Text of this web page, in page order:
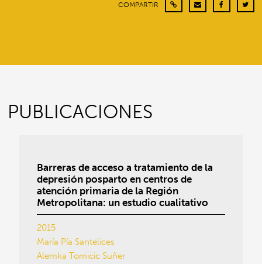
COMPARTIR
PUBLICACIONES
Barreras de acceso a tratamiento de la
depresión posparto en centros de
atención primaria de la Región
Metropolitana: un estudio cualitativo
2015
María Pía Santelices
Alemka Tomicic Suñer